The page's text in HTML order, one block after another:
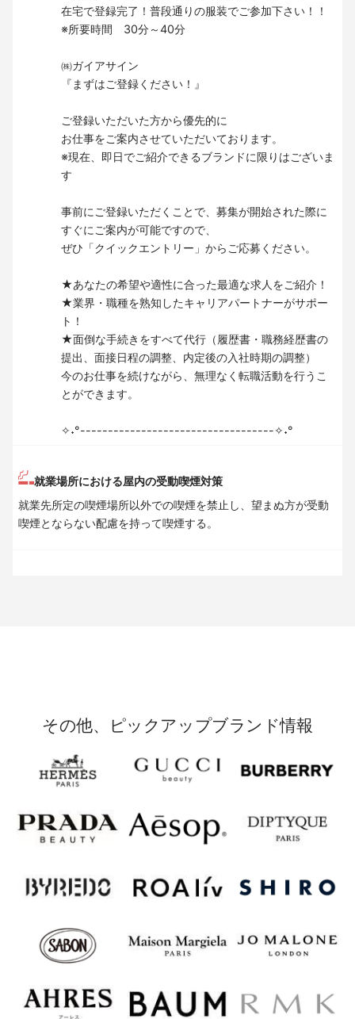
在宅で登録完了！普段通りの服装でご参加下さい！！
※所要時間 30分～40分
㈱ガイアサイン
『まずはご登録ください！』
ご登録いただいた方から優先的に
お仕事をご案内させていただいております。
※現在、即日でご紹介できるブランドに限りはございま
す
事前にご登録いただくことで、募集が開始された際に
すぐにご案内が可能ですので、
ぜひ「クイックエントリー」からご応募ください。
★あなたの希望や適性に合った最適な求人をご紹介！
★業界・職種を熟知したキャリアパートナーがサポー
ト！
★面倒な手続きをすべて代行（履歴書・職務経歴書の
提出、面接日程の調整、内定後の入社時期の調整）
今のお仕事を続けながら、無理なく転職活動を行うこ
とができます。
✧˖°-----------------------------------✧˖°
就業場所における屋内の受動喫煙対策
就業先所定の喫煙場所以外での喫煙を禁止し、望まぬ方が受動
喫煙とならない配慮を持って喫煙する。
その他、ピックアップブランド情報